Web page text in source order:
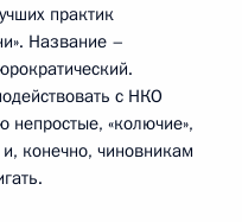
практик
Название –
с НКО
непростые, «колючие»,
конечно, чиновникам